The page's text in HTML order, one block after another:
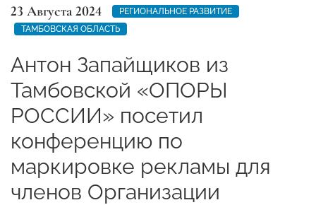
23 Августа 2024
РЕГИОНАЛЬНОЕ РАЗВИТИЕ
ТАМБОВСКАЯ ОБЛАСТЬ
Антон Запайщиков из
Тамбовской «ОПОРЫ
РОССИИ» посетил
конференцию по
маркировке рекламы для
членов Организации